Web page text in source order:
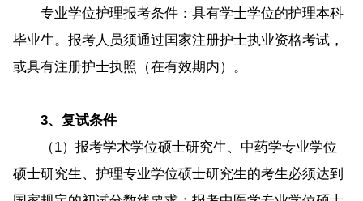
专业学位护理报考条件：具有学士学位的护理本科
毕业生。报考人员须通过国家注册护士执业资格考试，
或具有注册护士执照（在有效期内）。
3、复试条件
（1）报考学术学位硕士研究生、中药学专业学位
硕士研究生、护理专业学位硕士研究生的考生必须达到